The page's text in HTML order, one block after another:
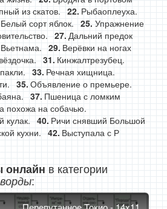
из скатов.
Рыбаоплеуха.
Белый сорт яблок.
Упражнение
Дальний предок
Верёвки на ногах
Кинжалтрезубец.
Речная хищница.
Объявление о премьере.
Пшеница с ломким
похожа на собачью.
кулак.
Ричи снявший Большой
кухни.
Выступала с Р
онлайн в категории
: